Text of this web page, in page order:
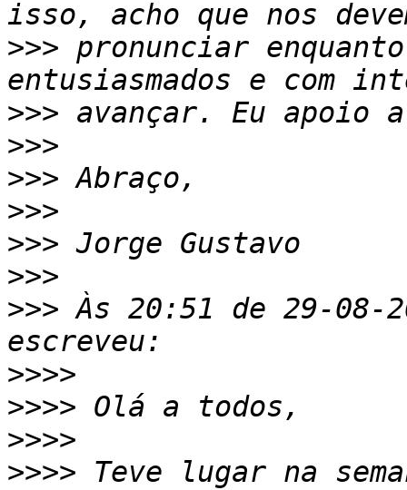
>>> pronunciar enquanto
>>>
>>>
>>>
>>>
>>>
>>>
>>> Às 20:51 de 29-08-
>>>>
>>>>
>>>>
>>>> Teve lugar na